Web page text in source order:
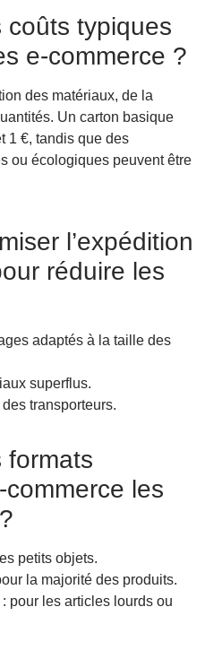
coûts typiques
e-commerce ?
des matériaux, de la
Un carton basique
1 €, tandis que des
ou écologiques peuvent être
l’expédition
réduire les
adaptés à la taille des
superflus.
transporteurs.
formats
commerce les
petits objets.
la majorité des produits.
: pour les articles lourds ou